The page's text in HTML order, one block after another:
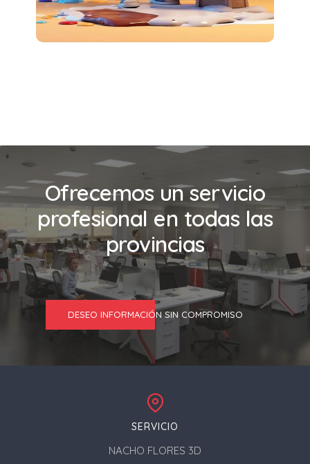
Ofrecemos un servicio
profesional en todas las
provincias
DESEO INFORMACIÓN SIN COMPROMISO
SERVICIO
NACHO FLORES 3D